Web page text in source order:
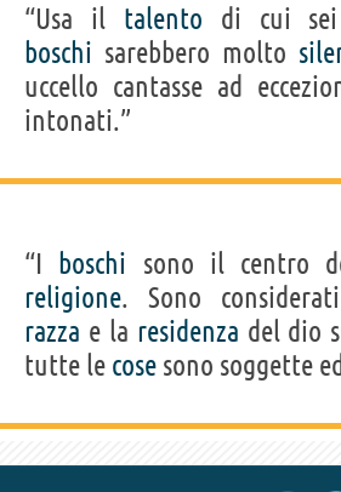
“Usa il talento di cui sei
boschi sarebbero molto
uccello cantasse ad
intonati.”
“I boschi sono il centro
religione. Sono
razza e la residenza del dio
tutte le cose sono soggette